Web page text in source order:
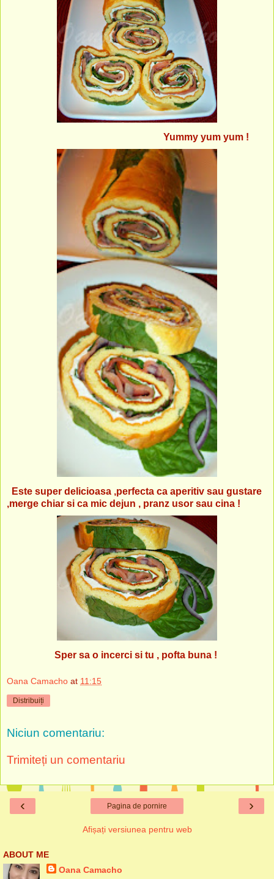
Yummy yum yum !
Este super delicioasa ,perfecta ca aperitiv sau gustare
,merge chiar si ca mic dejun , pranz usor sau cina !
Sper sa o incerci si tu , pofta buna !
Oana Camacho at 11:15
Distribuiți
Niciun comentariu:
Trimiteți un comentariu
‹ ›
Pagina de pornire
Afișați versiunea pentru web
ABOUT ME
Oana Camacho